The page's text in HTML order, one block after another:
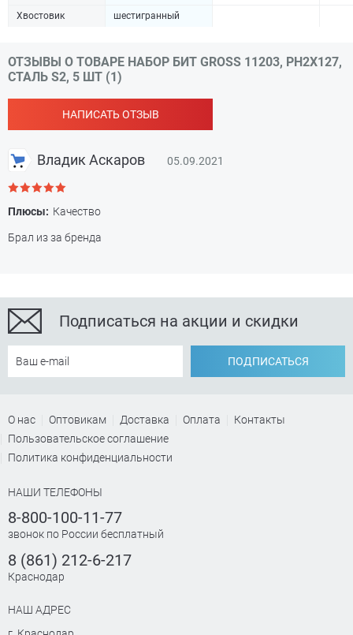
Хвостовик
шестигранный
ОТЗЫВЫ О ТОВАРЕ НАБОР БИТ GROSS 11203, PH2Х127,
СТАЛЬ S2, 5 ШТ (1)
НАПИСАТЬ ОТЗЫВ
Владик Аскаров 05.09.2021
Плюсы: Качество
Брал из за бренда
Подписаться на акции и скидки
ПОДПИСАТЬСЯ
О нас Оптовикам Доставка Оплата
Контакты
Пользовательское соглашение
Политика конфиденциальности
НАШИ ТЕЛЕФОНЫ
8-800-100-11-77
звонок по России бесплатный
8 (861) 212-6-217
Краснодар
НАШ АДРЕС